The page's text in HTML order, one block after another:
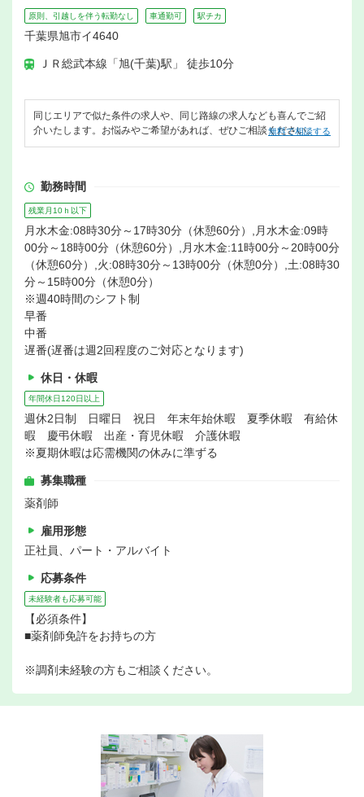
原則、引越しを伴う転勤なし 車通勤可 駅チカ
千葉県旭市イ4640
ＪＲ総武本線「旭(千葉)駅」 徒歩10分
同じエリアで似た条件の求人や、同じ路線の求人なども喜んでご紹
介いたします。お悩みやご希望があれば、ぜひご相談ください。
無料で相談する
勤務時間
残業月10ｈ以下
月水木金:08時30分～17時30分（休憩60分）,月水木金:09時
00分～18時00分（休憩60分）,月水木金:11時00分～20時00分
（休憩60分）,火:08時30分～13時00分（休憩0分）,土:08時30
分～15時00分（休憩0分）
※週40時間のシフト制
早番
中番
遅番(遅番は週2回程度のご対応となります)
休日・休暇
年間休日120日以上
週休2日制 日曜日 祝日 年末年始休暇 夏季休暇 有給休
暇 慶弔休暇 出産・育児休暇 介護休暇
※夏期休暇は応需機関の休みに準ずる
募集職種
薬剤師
雇用形態
正社員、パート・アルバイト
応募条件
未経験者も応募可能
【必須条件】
■薬剤師免許をお持ちの方
※調剤未経験の方もご相談ください。